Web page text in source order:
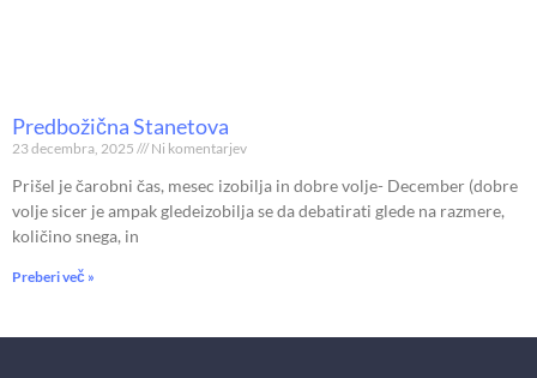
Predbožična Stanetova
23 decembra, 2025 Ni komentarjev
Prišel je čarobni čas, mesec izobilja in dobre volje- December (dobre
volje sicer je ampak gledeizobilja se da debatirati glede na razmere,
količino snega, in
Preberi več »